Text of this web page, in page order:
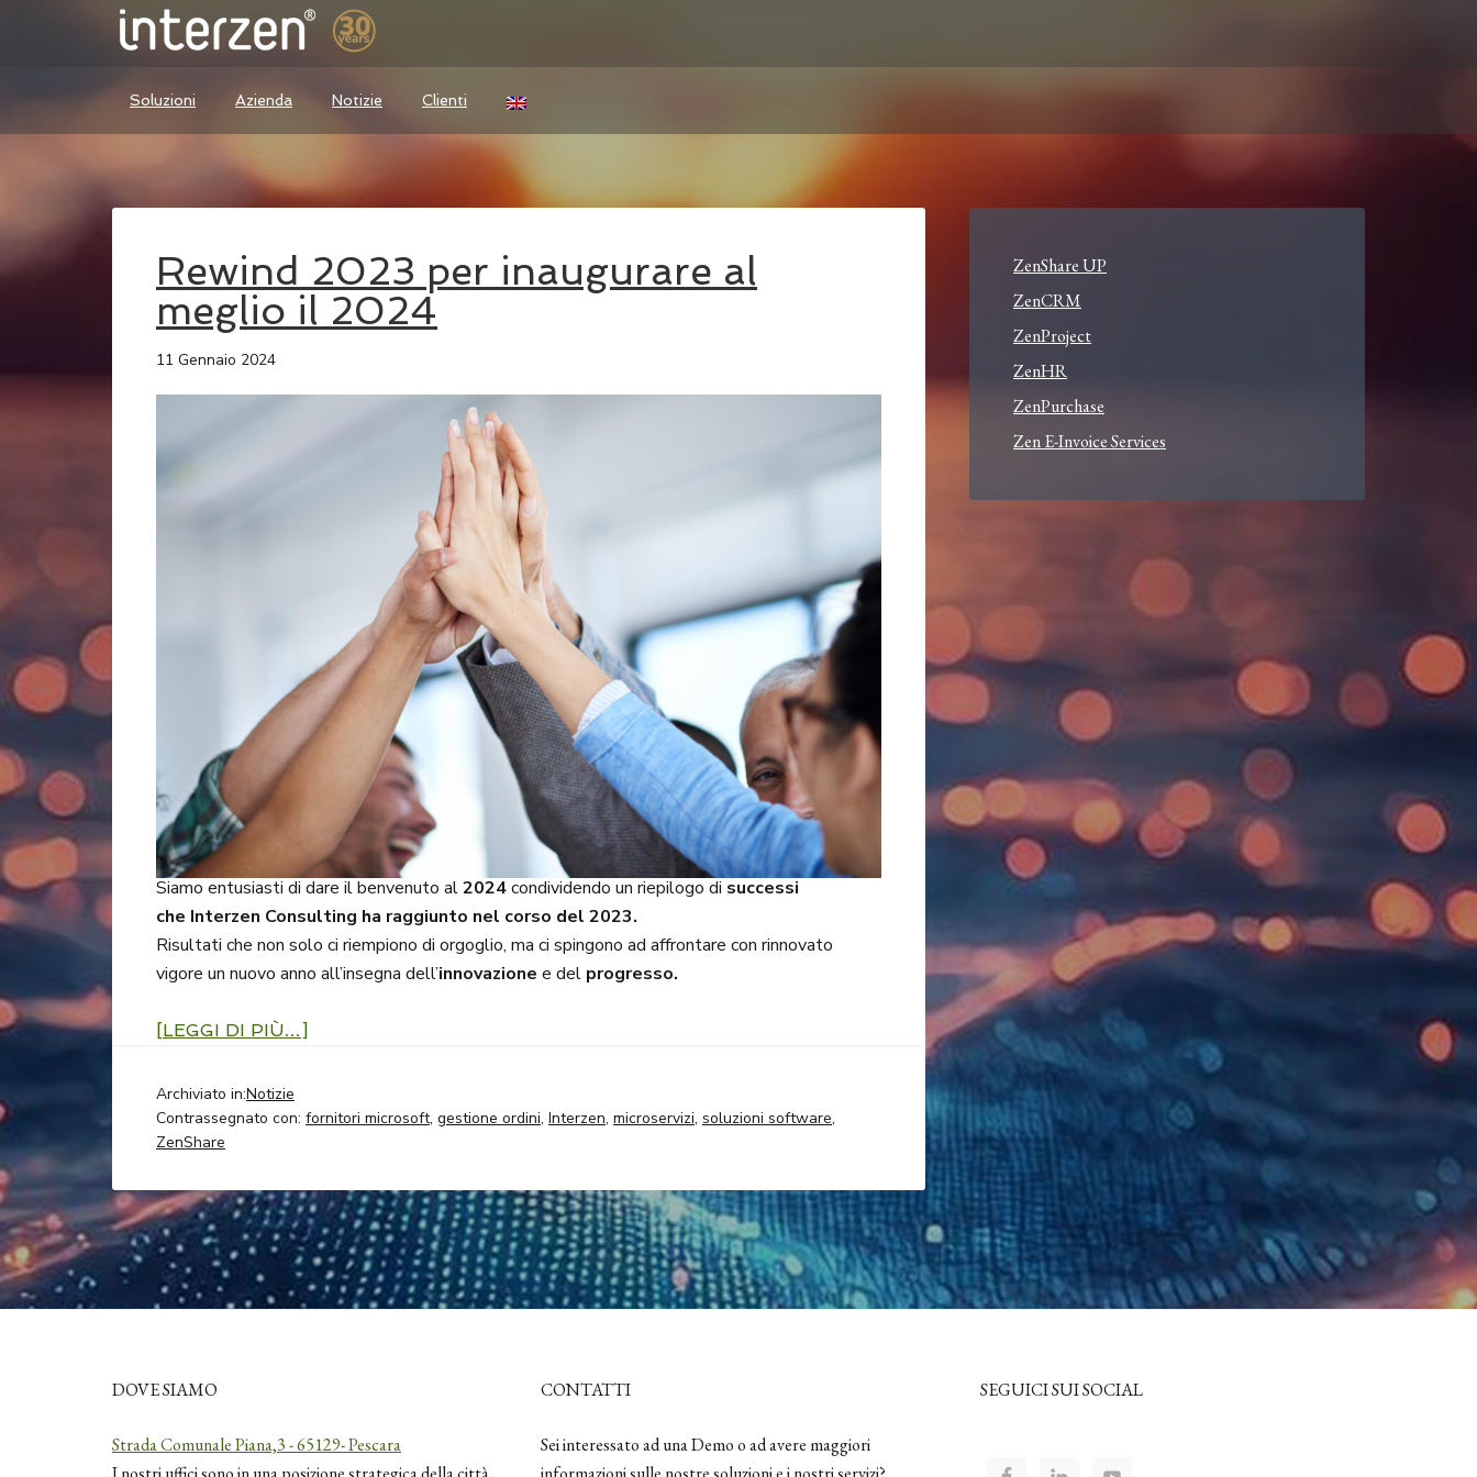
Soluzioni Azienda Notizie Clienti
Rewind 2023 per inaugurare al
meglio il 2024
11 Gennaio 2024
Siamo entusiasti di dare il benvenuto al2024condividendo un riepilogo di successi
che Interzen Consulting ha raggiunto nel corso del 2023.
Risultati che non solo ci riempiono di orgoglio, ma ci spingono ad affrontare con rinnovato
vigore un nuovo anno all’insegna dell’innovazione e del progresso.
[LEGGI DI PIÙ…]
Archiviato in:Notizie
Contrassegnato con: fornitori microsoft, gestione ordini, Interzen, microservizi, soluzioni software,
ZenShare
ZenShare UP
ZenCRM
ZenProject
ZenHR
ZenPurchase
Zen E-Invoice Services
DOVE SIAMO
Strada Comunale Piana,3 - 65129- Pescara
CONTATTI
Sei interessato ad una Demo o ad avere maggiori
SEGUICI SUI SOCIAL